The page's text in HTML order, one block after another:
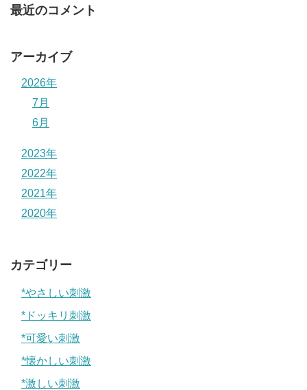
最近のコメント
アーカイブ
2026年
7月
6月
2023年
2022年
2021年
2020年
カテゴリー
*やさしい刺激
*ドッキリ刺激
*可愛い刺激
*懐かしい刺激
*激しい刺激